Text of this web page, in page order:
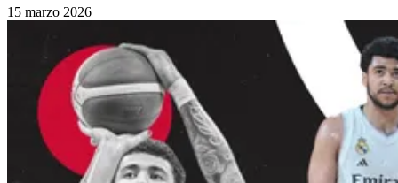
15 marzo 2026